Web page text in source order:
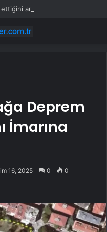
Deprem
İmarına
16, 2025 0 0